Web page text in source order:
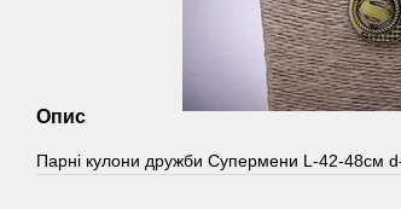
Опис
Парні кулони дружби Супермени L-42-48см